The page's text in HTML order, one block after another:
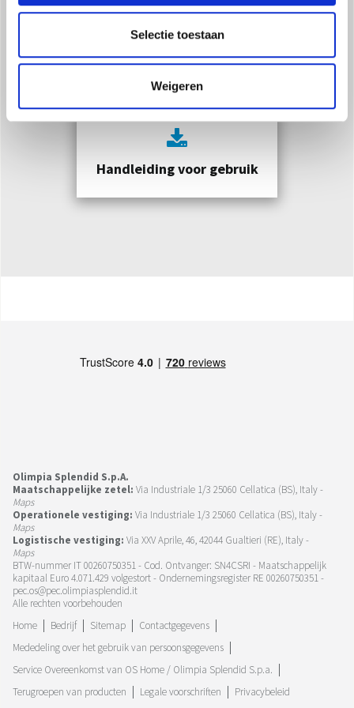
Selectie toestaan
Weigeren
Catalogus Product
Handleiding voor gebruik
Olimpia Splendid S.p.A.
Maatschappelijke zetel: Via Industriale 1/3 25060 Cellatica (BS), Italy -
Maps
Operationele vestiging: Via Industriale 1/3 25060 Cellatica (BS), Italy -
Maps
Logistische vestiging: Via XXV Aprile, 46, 42044 Gualtieri (RE), Italy -
Maps
BTW-nummer IT 00260750351 - Cod. Ontvanger: SN4CSRI - Maatschappelijk
kapitaal Euro 4.071.429 volgestort - Ondernemingsregister RE 00260750351 -
pec.os@pec.olimpiasplendid.it
Alle rechten voorbehouden
Home
Bedrijf Sitemap
Contactgegevens
Mededeling over het gebruik van persoonsgegevens
Service Overeenkomst van OS Home / Olimpia Splendid S.p.a.
Terugroepen van producten
Legale voorschriften
Privacybeleid